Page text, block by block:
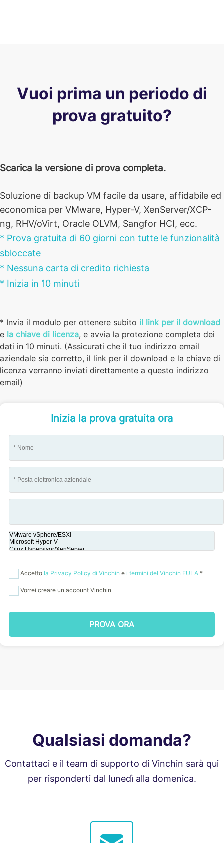
Vuoi prima un periodo di
prova gratuito?
Scarica la versione di prova completa.
Soluzione di backup VM facile da usare, affidabile ed
economica per VMware, Hyper-V, XenServer/XCP-
ng, RHV/oVirt, Oracle OLVM, Sangfor HCI, ecc.
* Prova gratuita di 60 giorni con tutte le funzionalità
sbloccate
* Nessuna carta di credito richiesta
* Inizia in 10 minuti
* Invia il modulo per ottenere subito il link per il download
e la chiave di licenza, e avvia la protezione completa dei
dati in 10 minuti. (Assicurati che il tuo indirizzo email
aziendale sia corretto, il link per il download e la chiave di
licenza verranno inviati direttamente a questo indirizzo
email)
Inizia la prova gratuita ora
Accetto la Privacy Policy di Vinchin e i termini del Vinchin EULA *
Vorrei creare un account Vinchin
PROVA ORA
Qualsiasi domanda?
Contattaci e il team di supporto di Vinchin sarà qui
per risponderti dal lunedì alla domenica.